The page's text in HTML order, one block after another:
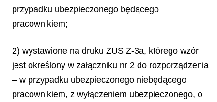
przypadku ubezpieczonego będącego
pracownikiem;
2) wystawione na druku ZUS Z-3a, którego wzór
jest określony w załączniku nr 2 do rozporządzenia
– w przypadku ubezpieczonego niebędącego
pracownikiem, z wyłączeniem ubezpieczonego, o